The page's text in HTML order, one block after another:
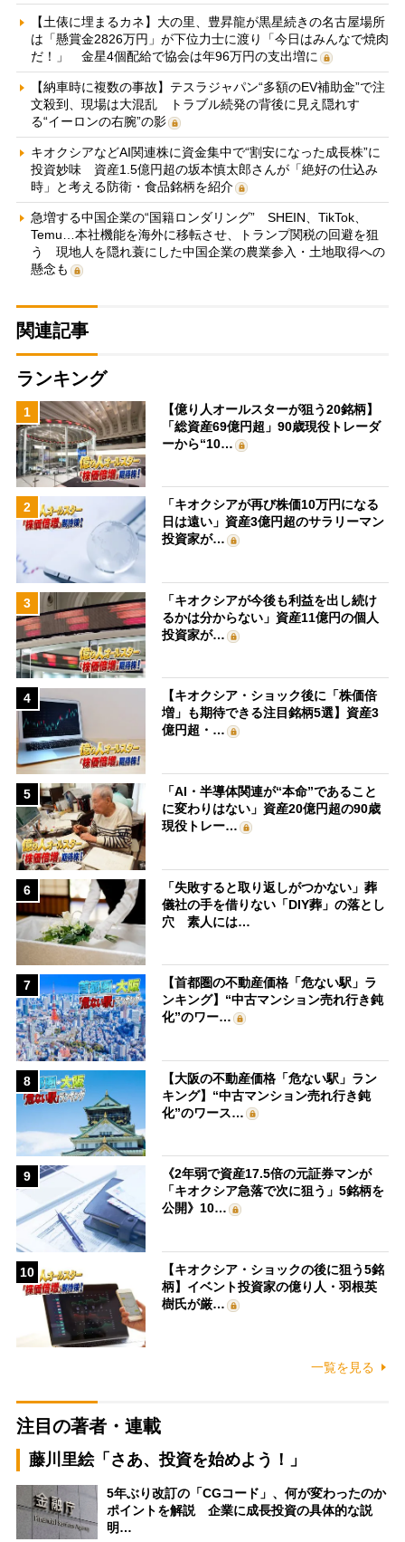
【土俵に埋まるカネ】大の里、豊昇龍が黒星続きの名古屋場所
は「懸賞金2826万円」が下位力士に渡り「今日はみんなで焼肉
だ！」 金星4個配給で協会は年96万円の支出増に
【納車時に複数の事故】テスラジャパン“多額のEV補助金”で注
文殺到、現場は大混乱 トラブル続発の背後に見え隠れす
る“イーロンの右腕”の影
キオクシアなどAI関連株に資金集中で“割安になった成長株”に
投資妙味 資産1.5億円超の坂本慎太郎さんが「絶好の仕込み
時」と考える防衛・食品銘柄を紹介
急増する中国企業の“国籍ロンダリング” SHEIN、TikTok、
Temu…本社機能を海外に移転させ、トランプ関税の回避を狙
う 現地人を隠れ蓑にした中国企業の農業参入・土地取得への
懸念も
関連記事
ランキング
1
【億り人オールスターが狙う20銘柄】
「総資産69億円超」90歳現役トレーダ
ーから“10…
2
「キオクシアが再び株価10万円になる
日は遠い」資産3億円超のサラリーマン
投資家が…
3
「キオクシアが今後も利益を出し続け
るかは分からない」資産11億円の個人
投資家が…
4
【キオクシア・ショック後に「株価倍
増」も期待できる注目銘柄5選】資産3
億円超・…
5
「AI・半導体関連が“本命”であること
に変わりはない」資産20億円超の90歳
現役トレー…
6
「失敗すると取り返しがつかない」葬
儀社の手を借りない「DIY葬」の落とし
穴 素人には…
7
【首都圏の不動産価格「危ない駅」ラ
ンキング】“中古マンション売れ行き鈍
化”のワー…
8
【大阪の不動産価格「危ない駅」ラン
キング】“中古マンション売れ行き鈍
化”のワース…
9
《2年弱で資産17.5倍の元証券マンが
「キオクシア急落で次に狙う」5銘柄を
公開》10…
10
【キオクシア・ショックの後に狙う5銘
柄】イベント投資家の億り人・羽根英
樹氏が厳…
一覧を見る
注目の著者・連載
藤川里絵「さあ、投資を始めよう！」
5年ぶり改訂の「CGコード」、何が変わったのか
ポイントを解説 企業に成長投資の具体的な説
明…